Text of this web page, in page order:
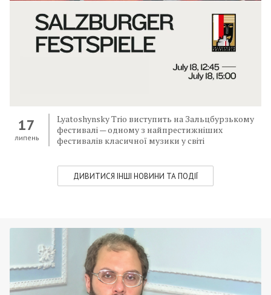
17
липень
Lyatoshynsky Trio виступить на Зальцбурзькому
фестивалі — одному з найпрестижніших
фестивалів класичної музики у світі
ДИВИТИСЯ ІНШІ НОВИНИ ТА ПОДІЇ